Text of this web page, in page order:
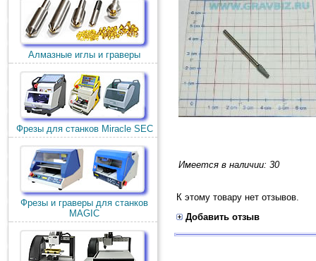
Алмазные иглы и граверы
Фрезы для станков Miracle SEC
Фрезы и граверы для станков
MAGIC
Имеется в наличии: 30
К этому товару нет отзывов.
Добавить отзыв